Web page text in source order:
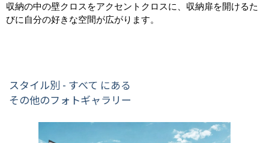
収納の中の壁クロスをアクセントクロスに、収納扉を開けるた
びに自分の好きな空間が広がります。
スタイル別 - すべて にある
その他のフォトギャラリー